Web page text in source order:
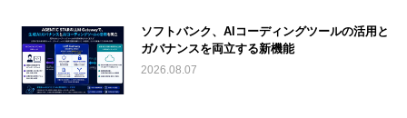
ソフトバンク、AIコーディングツールの活用と
ガバナンスを両立する新機能
2026.08.07